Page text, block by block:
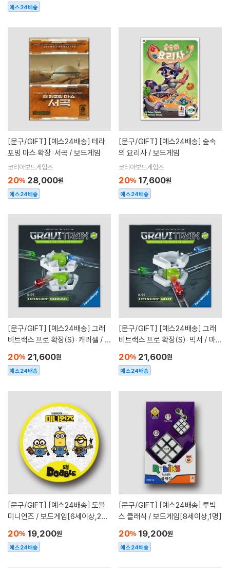
예스24배송
[문구/GIFT]
포밍 마스 확장: 서곡 / 보드게임
코리아보드게임즈
20% 28,000원
예스24배송
[문구/GIFT]
의 요리사 / 보드게임
코리아보드게임즈
20% 17,600원
예스24배송
[문구/GIFT]
비트랙스 프로 확장(S): 캐러셀 / 마
20% 21,600원
예스24배송
[문구/GIFT]
비트랙스 프로 확장(S): 믹서 / 마블
20% 21,600원
예스24배송
[문구/GIFT]
미니언즈 / 보드게임[6세이상,2~8
20% 19,200원
예스24배송
[문구/GIFT]
스 클래식 / 보드게임[8세이상,1명]
20% 19,200원
예스24배송